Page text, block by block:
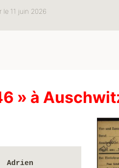
le 11 juin 2026
» à
Adrien